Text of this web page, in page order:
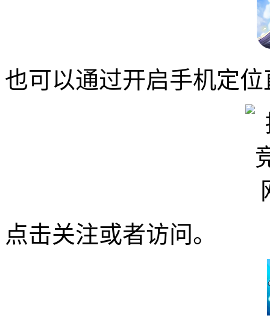
也可以通过开启手机定
点击关注或者访问。